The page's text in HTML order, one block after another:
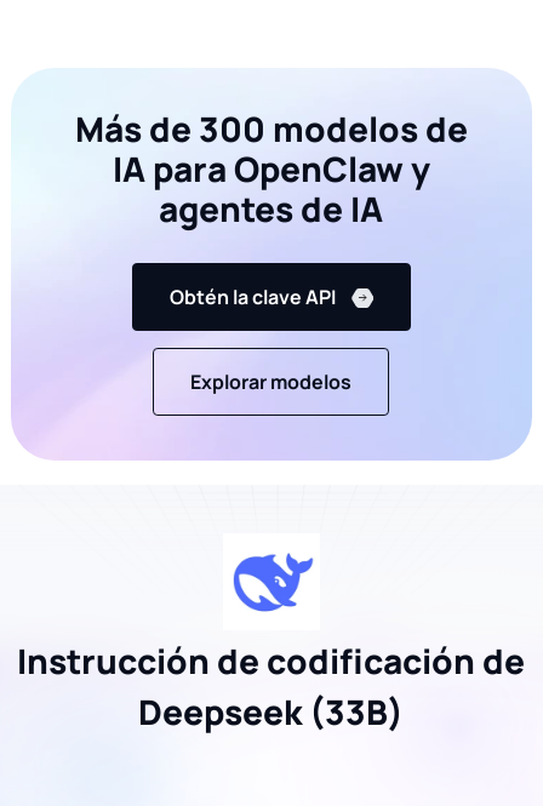
main();
Más de 300 modelos de
IA para OpenClaw y
agentes de IA
Obtén la clave API
Explorar modelos
Instrucción de codificación de
Deepseek (33B)